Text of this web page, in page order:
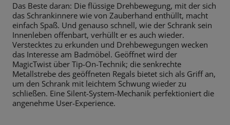
Das Beste daran: Die flüssige Drehbewegung, mit der sich
das Schrankinnere wie von Zauberhand enthüllt, macht
einfach Spaß. Und genauso schnell, wie der Schrank sein
Innenleben offenbart, verhüllt er es auch wieder.
Verstecktes zu erkunden und Drehbewegungen wecken
das Interesse am Badmöbel. Geöffnet wird der
MagicTwist über Tip-On-Technik; die senkrechte
Metallstrebe des geöffneten Regals bietet sich als Griff an,
um den Schrank mit leichtem Schwung wieder zu
schließen. Eine Silent-System-Mechanik perfektioniert die
angenehme User-Experience.